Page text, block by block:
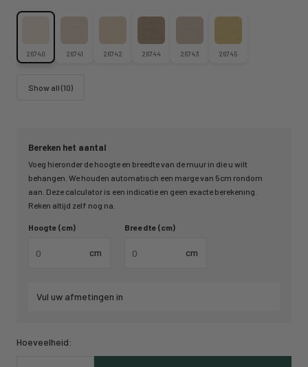
Bereken het aantal
Voeg hieronder de hoogte en breedte van de muur in die u wilt
behangen. We houden automatisch een marge van 5cm rondom
aan. Deze calculator is een indicatie en geen exacte berekening.
Reken altijd zelf nog na.
Hoogte (cm)
cm
Breedte (cm)
cm
Vul uw afmetingen in
26740 26741 26742 26744 26743 26745
Show all (10)
Hoeveelheid: